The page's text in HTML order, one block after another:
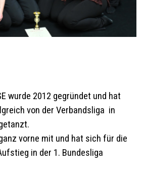
wurde 2012 gegründet und hat
von der Verbandsliga in
vorne mit und hat sich für die
in der 1. Bundesliga